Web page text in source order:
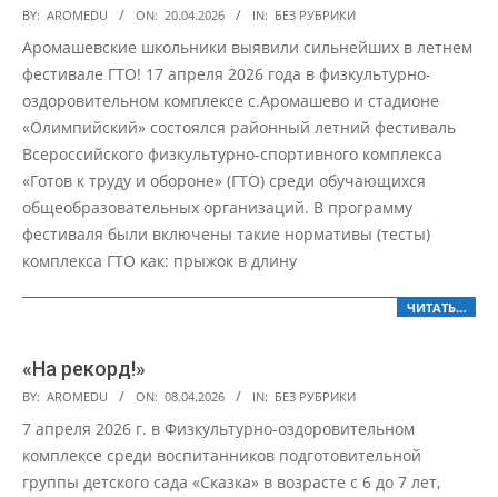
2026-
04-
20
BY: AROMEDU ON: 20.04.2026 IN: БЕЗ РУБРИКИ
Аромашевские школьники выявили сильнейших в летнем
фестивале ГТО! 17 апреля 2026 года в физкультурно-
оздоровительном комплексе с.Аромашево и стадионе
«Олимпийский» состоялся районный летний фестиваль
Всероссийского физкультурно-спортивного комплекса
«Готов к труду и обороне» (ГТО) среди обучающихся
общеобразовательных организаций. В программу
фестиваля были включены такие нормативы (тесты)
комплекса ГТО как: прыжок в длину
ЧИТАТЬ…
«На рекорд!»
2026-
04-
08
BY: AROMEDU ON: 08.04.2026 IN: БЕЗ РУБРИКИ
7 апреля 2026 г. в Физкультурно-оздоровительном
комплексе среди воспитанников подготовительной
группы детского сада «Сказка» в возрасте с 6 до 7 лет,